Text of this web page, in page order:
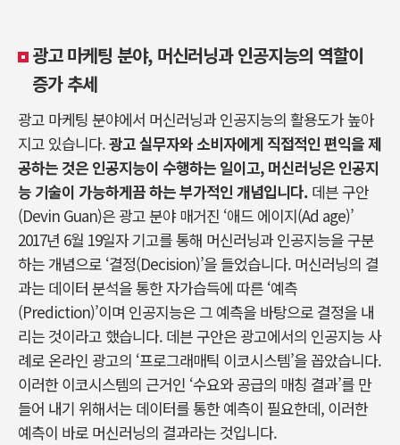
광고 마케팅 분야, 머신러닝과 인공지능의 역할이
증가 추세
광고 마케팅 분야에서 머신러닝과 인공지능의 활용도가 높아
지고 있습니다.광고 실무자와 소비자에게 직접적인 편익을 제
공하는 것은 인공지능이 수행하는 일이고, 머신러닝은 인공지
능 기술이 가능하게끔 하는 부가적인 개념입니다. 데븐 구안
(Devin Guan)은 광고 분야 매거진 ‘애드 에이지(Ad age)’
2017년 6월 19일자 기고를 통해 머신러닝과 인공지능을 구분
하는 개념으로 ‘결정(Decision)’을 들었습니다. 머신러닝의 결
과는 데이터 분석을 통한 자가습득에 따른 ‘예측
(Prediction)’이며 인공지능은 그 예측을 바탕으로 결정을 내
리는 것이라고 했습니다. 데븐 구안은 광고에서의 인공지능 사
례로 온라인 광고의 ‘프로그래매틱 이코시스템’을 꼽았습니다.
이러한 이코시스템의 근거인 ‘수요와 공급의 매칭 결과’를 만
들어 내기 위해서는 데이터를 통한 예측이 필요한데, 이러한
예측이 바로 머신러닝의 결과라는 것입니다.